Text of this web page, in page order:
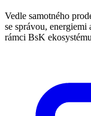
Vedle samotného
se správou,
rámci BsK